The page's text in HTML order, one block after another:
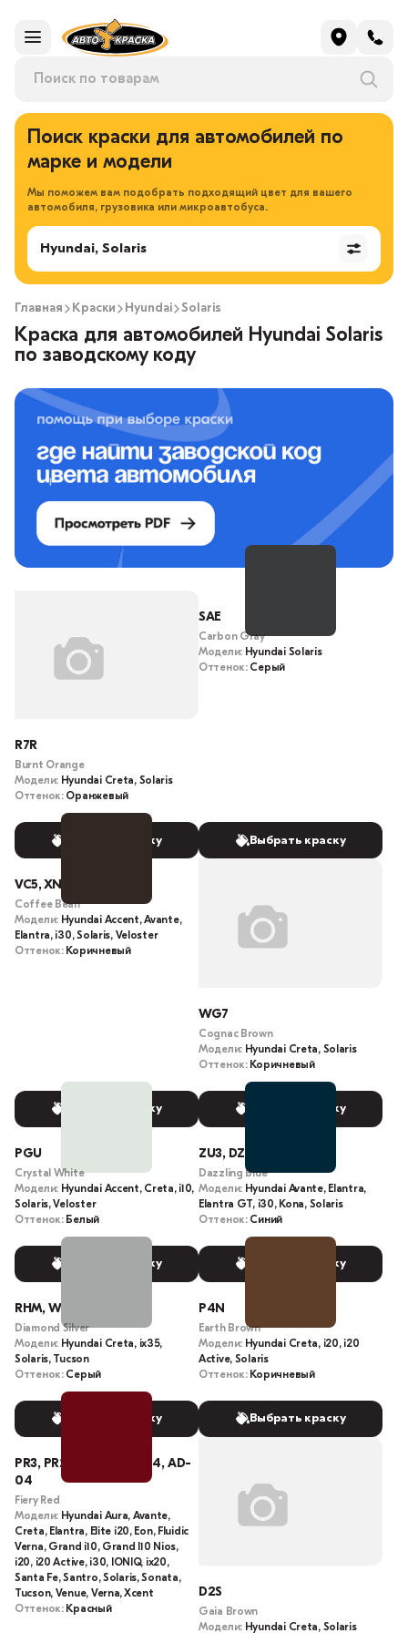
Поиск краски для автомобилей по
марке и модели
Мы поможем вам подобрать подходящий цвет для вашего
автомобиля, грузовика или микроавтобуса.
Hyundai, Solaris
Главная Краски Hyundai Solaris
Краска для автомобилей Hyundai Solaris
по заводскому коду
R7R
Burnt Orange
Модели: Hyundai Creta, Solaris
Оттенок: Оранжевый
Выбрать краску
SAE
Carbon Gray
Модели: Hyundai Solaris
Оттенок: Серый
Выбрать краску
VC5, XN5
Coffee Bean
Модели: Hyundai Accent, Avante,
Elantra, i30, Solaris, Veloster
Оттенок: Коричневый
Выбрать краску
WG7
Cognac Brown
Модели: Hyundai Creta, Solaris
Оттенок: Коричневый
Выбрать краску
PGU
Crystal White
Модели: Hyundai Accent, Creta, i10,
Solaris, Veloster
Оттенок: Белый
Выбрать краску
ZU3, DZ6
Dazzling Blue
Модели: Hyundai Avante, Elantra,
Elantra GT, i30, Kona, Solaris
Оттенок: Синий
Выбрать краску
RHM, WEA
Diamond Silver
Модели: Hyundai Creta, ix35,
Solaris, Tucson
Оттенок: Серый
Выбрать краску
P4N
Earth Brown
Модели: Hyundai Creta, i20, i20
Active, Solaris
Оттенок: Коричневый
Выбрать краску
PR3, PR2, R4R, PR, AD04, AD-
04
Fiery Red
Модели: Hyundai Aura, Avante,
Creta, Elantra, Elite i20, Eon, Fluidic
Verna, Grand i10, Grand I10 Nios,
i20, i20 Active, i30, IONIQ, ix20,
Santa Fe, Santro, Solaris, Sonata,
Tucson, Venue, Verna, Xcent
Оттенок: Красный
D2S
Gaia Brown
Модели: Hyundai Creta, Solaris